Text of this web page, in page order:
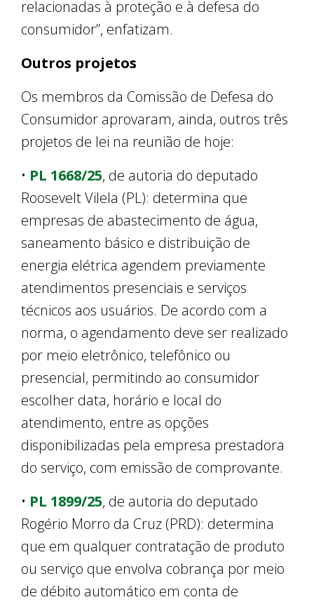
relacionadas à proteção e à defesa do
consumidor”, enfatizam.
Outros projetos
Os membros da Comissão de Defesa do
Consumidor aprovaram, ainda, outros três
projetos de lei na reunião de hoje:
• PL 1668/25, de autoria do deputado
Roosevelt Vilela (PL): determina que
empresas de abastecimento de água,
saneamento básico e distribuição de
energia elétrica agendem previamente
atendimentos presenciais e serviços
técnicos aos usuários. De acordo com a
norma, o agendamento deve ser realizado
por meio eletrônico, telefônico ou
presencial, permitindo ao consumidor
escolher data, horário e local do
atendimento, entre as opções
disponibilizadas pela empresa prestadora
do serviço, com emissão de comprovante.
• PL 1899/25, de autoria do deputado
Rogério Morro da Cruz (PRD): determina
que em qualquer contratação de produto
ou serviço que envolva cobrança por meio
de débito automático em conta de